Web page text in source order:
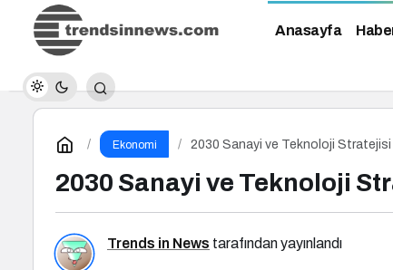
Anasayfa
Ekonomi 2030 Sanayi ve Teknoloji Stratejisi
2030 Sanayi ve Teknoloji
Trends in News tarafından yayınlandı